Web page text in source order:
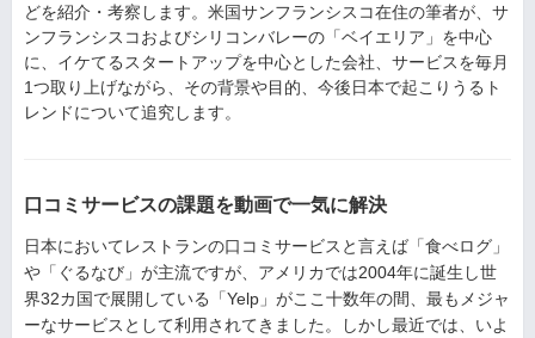
どを紹介・考察します。米国サンフランシスコ在住の筆者が、サ
ンフランシスコおよびシリコンバレーの「ベイエリア」を中心
に、イケてるスタートアップを中心とした会社、サービスを毎月
1つ取り上げながら、その背景や目的、今後日本で起こりうるト
レンドについて追究します。
口コミサービスの課題を動画で一気に解決
日本においてレストランの口コミサービスと言えば「食べログ」
や「ぐるなび」が主流ですが、アメリカでは2004年に誕生し世
界32カ国で展開している「Yelp」がここ十数年の間、最もメジャ
ーなサービスとして利用されてきました。しかし最近では、いよ